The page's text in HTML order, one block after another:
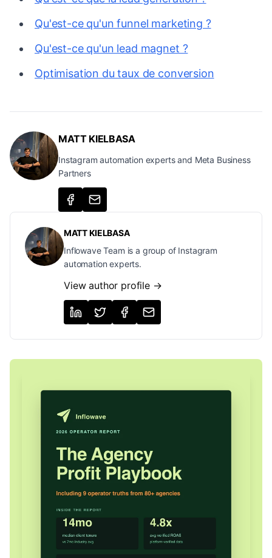
Qu'est-ce qu'un funnel marketing ?
Qu'est-ce qu'un lead magnet ?
Optimisation du taux de conversion
MATT KIELBASA
Instagram automation experts and Meta Business
Partners
MATT KIELBASA
Inflowave Team is a group of Instagram
automation experts.
View author profile →